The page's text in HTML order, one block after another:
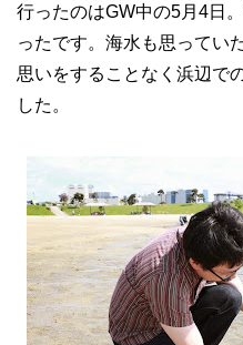
行ったのはGW中の5月4日
ったです。海水も思ってい
思いをすることなく浜辺で
した。